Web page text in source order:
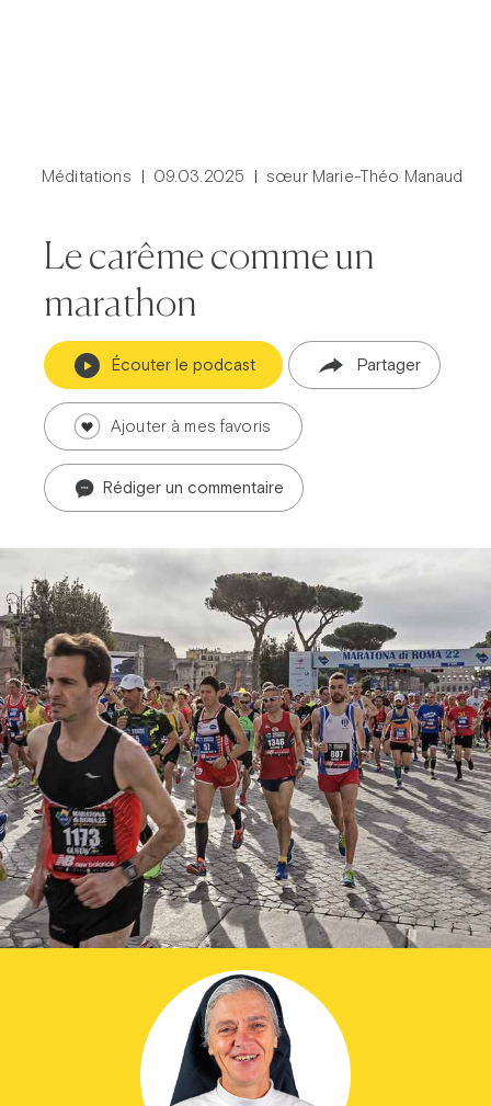
Prier dans la ville
ThéoDom
Théobule
Méditations 09.03.2025 sœur Marie-Théo Manaud
Le carême comme un
marathon
Écouter le podcast Partager
Ajouter à mes favoris
Rédiger un commentaire